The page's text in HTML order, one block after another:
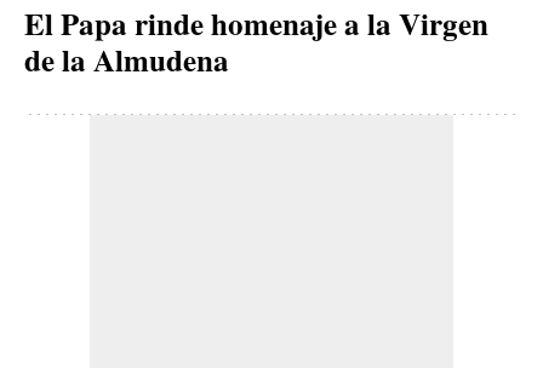
El Papa rinde homenaje a la Virgen
de la Almudena